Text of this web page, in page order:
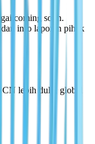
coming soon.
info laporan pihak
lebih dulu, global